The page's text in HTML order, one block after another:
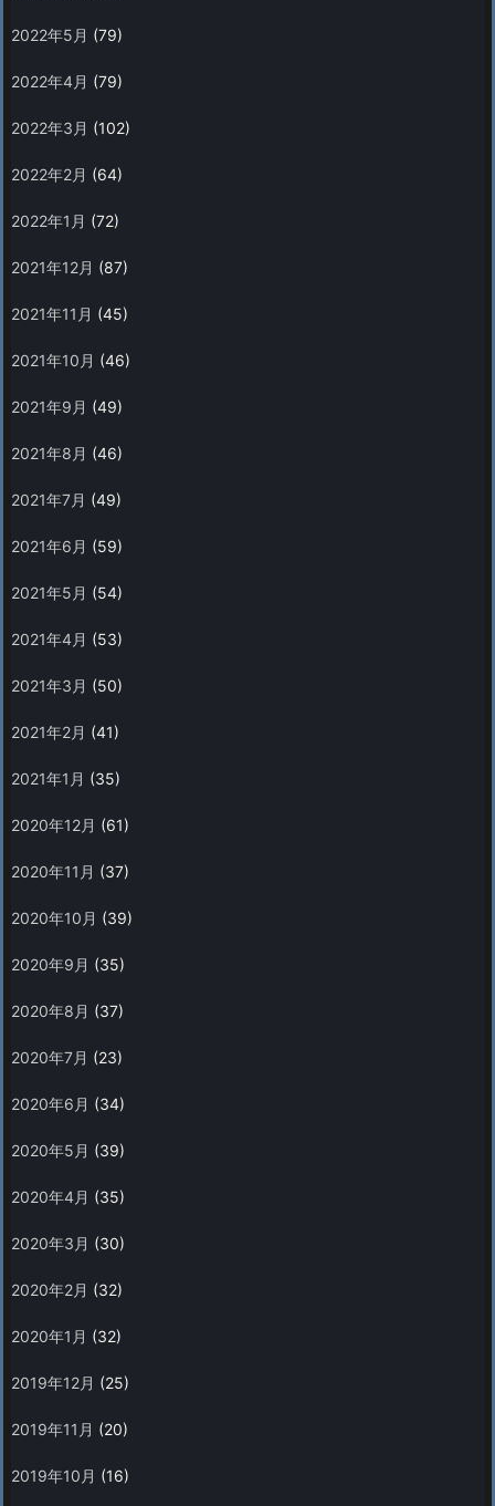
2022年5月 (79)
2022年4月 (79)
2022年3月 (102)
2022年2月 (64)
2022年1月 (72)
2021年12月 (87)
2021年11月 (45)
2021年10月 (46)
2021年9月 (49)
2021年8月 (46)
2021年7月 (49)
2021年6月 (59)
2021年5月 (54)
2021年4月 (53)
2021年3月 (50)
2021年2月 (41)
2021年1月 (35)
2020年12月 (61)
2020年11月 (37)
2020年10月 (39)
2020年9月 (35)
2020年8月 (37)
2020年7月 (23)
2020年6月 (34)
2020年5月 (39)
2020年4月 (35)
2020年3月 (30)
2020年2月 (32)
2020年1月 (32)
2019年12月 (25)
2019年11月 (20)
2019年10月 (16)